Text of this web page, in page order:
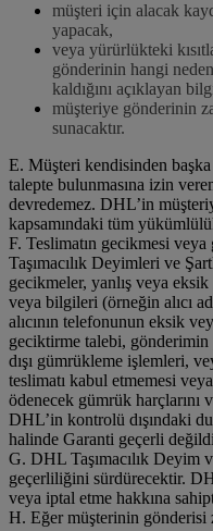
müşteri için alacak
yapacak,
veya yürürlükteki
gönderinin hangi
kaldığını açıklayan
müşteriye gönderinin
sunacaktır.
E. Müşteri kendisinden
talepte bulunmasına izin
devredemez. DHL’in
kapsamındaki tüm
F. Teslimatın gecikmesi
Taşımacılık Deyimleri ve
gecikmeler, yanlış veya
veya bilgileri (örneğin alıcı
alıcının telefonunun eksik
geciktirme talebi,
dışı gümrükleme işlemleri,
teslimatı kabul etmemesi
ödenecek gümrük
DHL’in kontrolü dışındaki
halinde Garanti geçerli
G. DHL Taşımacılık Deyim
geçerliliğini sürdürecektir.
veya iptal etme hakkına
H. Eğer müşterinin gönderisi